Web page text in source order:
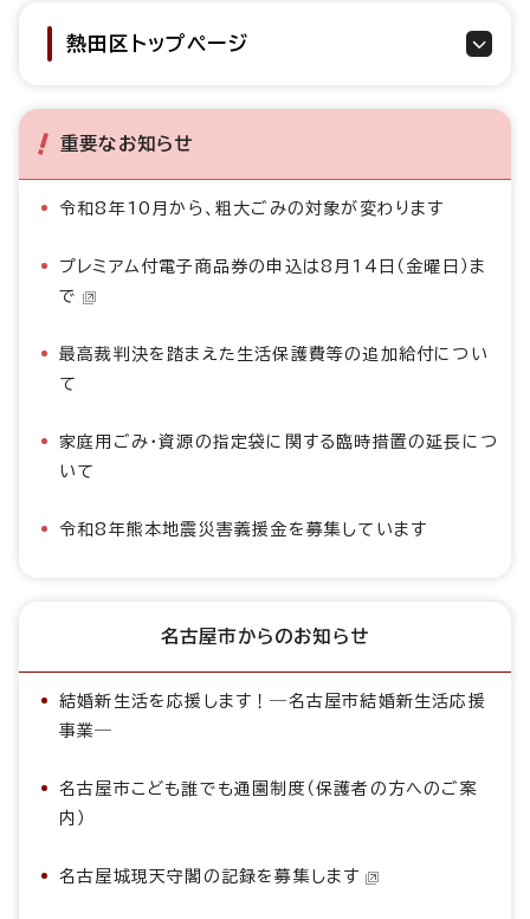
熱田区トップページ
重要なお知らせ
令和8年10月から、粗大ごみの対象が変わります
プレミアム付電子商品券の申込は8月14日（金曜日）ま
で
最高裁判決を踏まえた生活保護費等の追加給付につい
て
家庭用ごみ・資源の指定袋に関する臨時措置の延長につ
いて
令和8年熊本地震災害義援金を募集しています
名古屋市からのお知らせ
結婚新生活を応援します！―名古屋市結婚新生活応援
事業―
名古屋市こども誰でも通園制度（保護者の方へのご案
内）
名古屋城現天守閣の記録を募集します